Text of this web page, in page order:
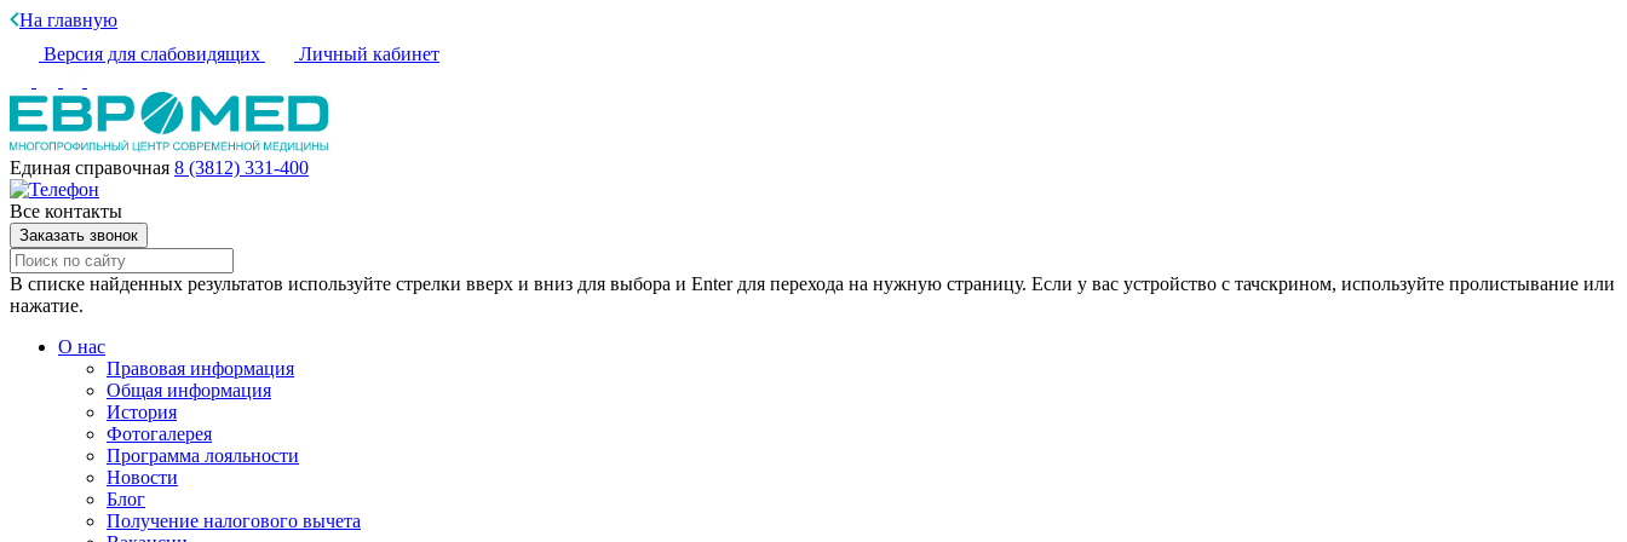
На главную
Версия для слабовидящих
Личный кабинет
Единая справочная 8 (3812) 331-400
Все контакты
Заказать звонок
В списке найденных результатов используйте стрелки вверх и вниз для выбора и Enter для перехода на нужную страницу. Если у вас устройство с тачскрином, используйте пролистывание или
нажатие.
О нас
Правовая информация
Общая информация
История
Фотогалерея
Программа лояльности
Новости
Блог
Получение налогового вычета